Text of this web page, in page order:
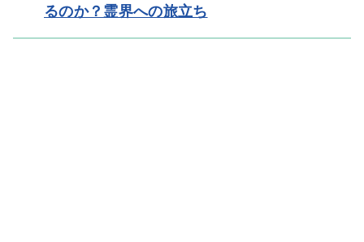
るのか？霊界への旅立ち